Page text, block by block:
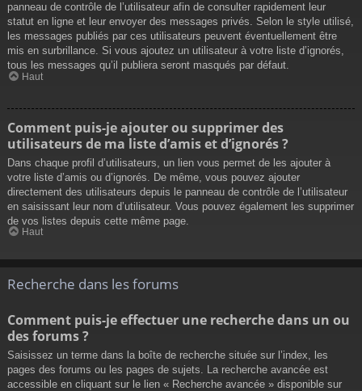
panneau de contrôle de l’utilisateur afin de consulter rapidement leur
statut en ligne et leur envoyer des messages privés. Selon le style utilisé,
les messages publiés par ces utilisateurs peuvent éventuellement être
mis en surbrillance. Si vous ajoutez un utilisateur à votre liste d’ignorés,
tous les messages qu’il publiera seront masqués par défaut.
Haut
Comment puis-je ajouter ou supprimer des
utilisateurs de ma liste d’amis et d’ignorés ?
Dans chaque profil d’utilisateurs, un lien vous permet de les ajouter à
votre liste d’amis ou d’ignorés. De même, vous pouvez ajouter
directement des utilisateurs depuis le panneau de contrôle de l’utilisateur
en saisissant leur nom d’utilisateur. Vous pouvez également les supprimer
de vos listes depuis cette même page.
Haut
Recherche dans les forums
Comment puis-je effectuer une recherche dans un ou
des forums ?
Saisissez un terme dans la boîte de recherche située sur l’index, les
pages des forums ou les pages de sujets. La recherche avancée est
accessible en cliquant sur le lien « Recherche avancée » disponible sur